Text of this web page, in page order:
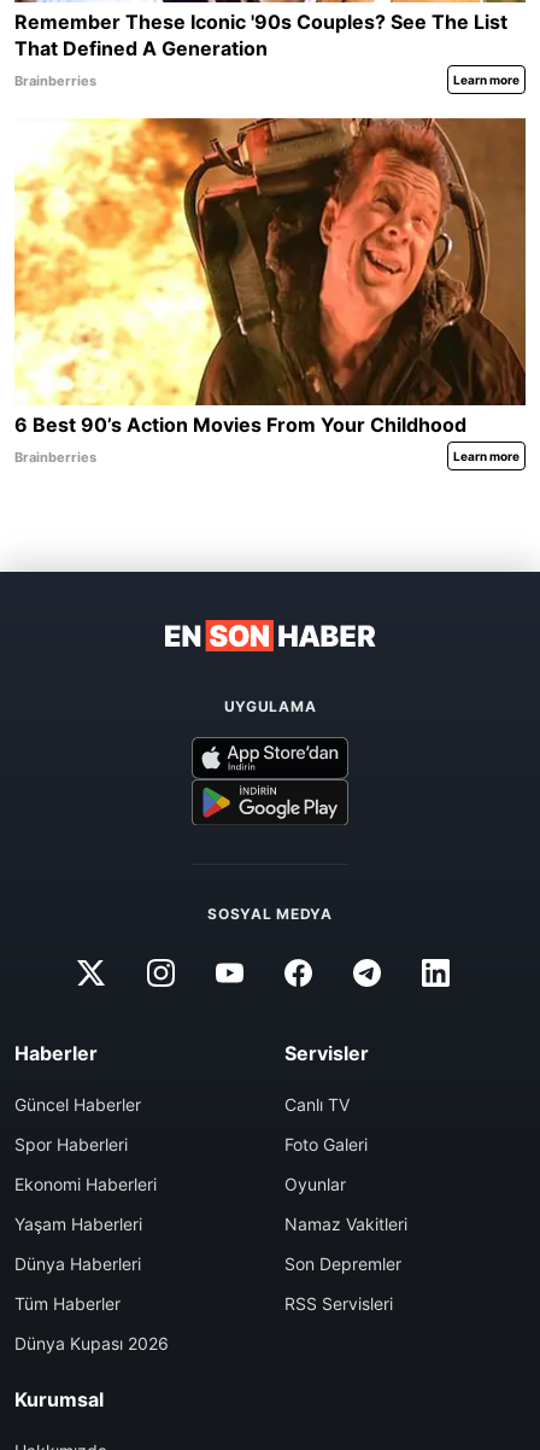
UYGULAMA
SOSYAL MEDYA
Haberler
Güncel Haberler
Spor Haberleri
Ekonomi Haberleri
Yaşam Haberleri
Dünya Haberleri
Tüm Haberler
Dünya Kupası 2026
Servisler
Canlı TV
Foto Galeri
Oyunlar
Namaz Vakitleri
Son Depremler
RSS Servisleri
Kurumsal